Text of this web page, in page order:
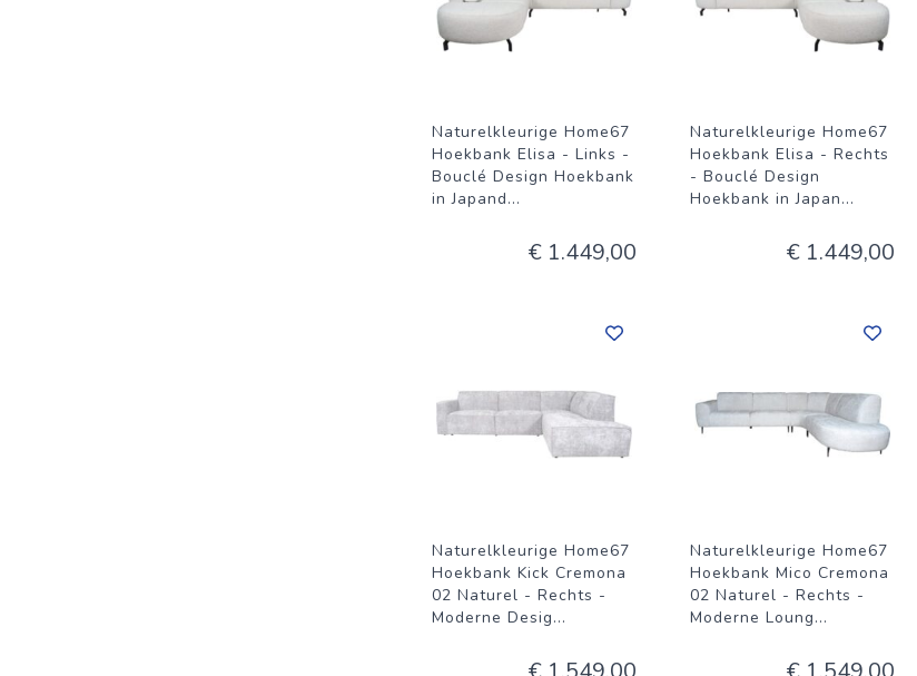
Naturelkleurige Home67
Hoekbank Elisa - Links -
Bouclé Design Hoekbank
in Japand...
€ 1.449,00
Naturelkleurige Home67
Hoekbank Elisa - Rechts
- Bouclé Design
Hoekbank in Japan...
€ 1.449,00
Naturelkleurige Home67
Hoekbank Kick Cremona
02 Naturel - Rechts -
Moderne Desig...
Naturelkleurige Home67
Hoekbank Mico Cremona
02 Naturel - Rechts -
Moderne Loung...